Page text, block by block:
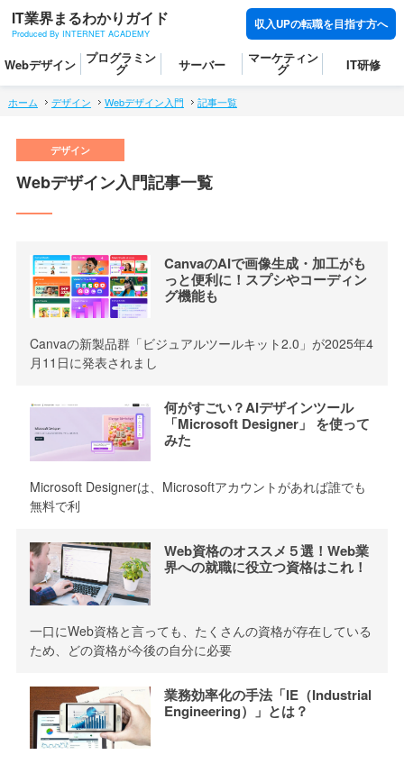
IT業界まるわかりガイド
Produced By INTERNET ACADEMY
収入UPの転職を目指す方へ
Webデザイン プログラミン
グ サーバー マーケティン
グ IT研修
ホーム デザイン Webデザイン入門 記事一覧
Webデザイン入門記事一覧
CanvaのAIで画像生成・加工がも
っと便利に！スプシやコーディン
グ機能も
Canvaの新製品群「ビジュアルツールキット2.0」が2025年4
月11日に発表されまし
何がすごい？AIデザインツール
「Microsoft Designer」 を使って
みた
Microsoft Designerは、Microsoftアカウントがあれば誰でも
無料で利
Web資格のオススメ５選！Web業
界への就職に役立つ資格はこれ！
一口にWeb資格と言っても、たくさんの資格が存在している
ため、どの資格が今後の自分に必要
業務効率化の手法「IE（Industrial
Engineering）」とは？